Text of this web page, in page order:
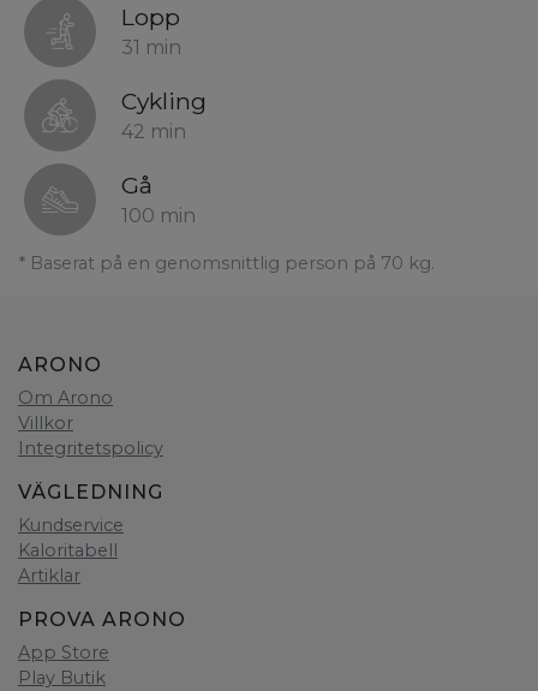
Lopp
31 min
Cykling
42 min
Gå
100 min
* Baserat på en genomsnittlig person på 70 kg.
ARONO
Om Arono
Villkor
Integritetspolicy
VÄGLEDNING
Kundservice
Kaloritabell
Artiklar
PROVA ARONO
App Store
Play Butik